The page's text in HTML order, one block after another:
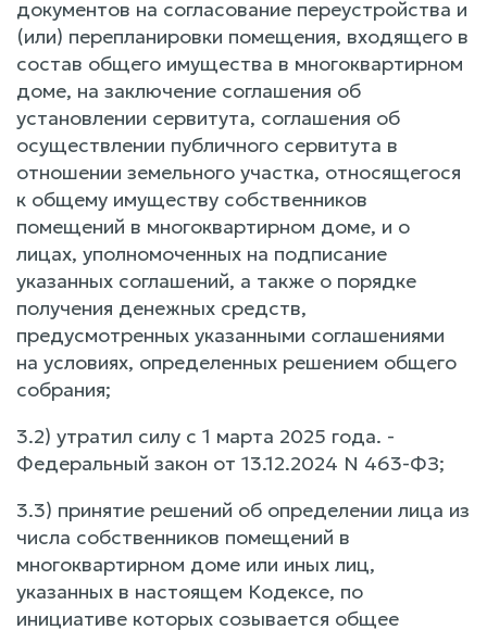
документов на согласование переустройства и
(или) перепланировки помещения, входящего в
состав общего имущества в многоквартирном
доме, на заключение соглашения об
установлении сервитута, соглашения об
осуществлении публичного сервитута в
отношении земельного участка, относящегося
к общему имуществу собственников
помещений в многоквартирном доме, и о
лицах, уполномоченных на подписание
указанных соглашений, а также о порядке
получения денежных средств,
предусмотренных указанными соглашениями
на условиях, определенных решением общего
собрания;
3.2) утратил силу с 1 марта 2025 года. -
Федеральный закон от 13.12.2024 N 463-ФЗ;
3.3) принятие решений об определении лица из
числа собственников помещений в
многоквартирном доме или иных лиц,
указанных в настоящем Кодексе, по
инициативе которых созывается общее